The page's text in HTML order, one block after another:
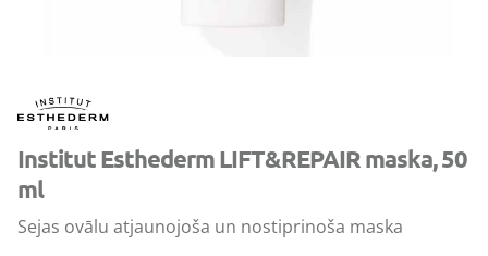
Institut Esthederm LIFT&REPAIR maska, 50
ml
Sejas ovālu atjaunojoša un nostiprinoša maska